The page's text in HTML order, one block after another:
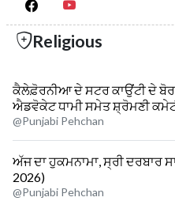
Religious
ਕੈਲੇਫ਼ੋਰਨੀਆ ਦੇ ਸਟਰ ਕਾਉਂਟੀ ਦੇ
ਐਡਵੋਕੇਟ ਧਾਮੀ ਸਮੇਤ ਸ਼੍ਰੋਮਣੀ
@Punjabi Pehchan
ਅੱਜ ਦਾ ਹੁਕਮਨਾਮਾ, ਸ੍ਰੀ ਦਰਬਾਰ
2026)
@Punjabi Pehchan